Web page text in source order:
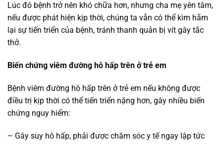
Lúc đó bệnh trở nên khó chữa hơn, nhưng cha mẹ yên tâm,
nếu được phát hiện kịp thời, chúng ta vẫn có thể kìm hãm
lại sự tiến triển của bệnh, tránh thanh quản bị vít gây tắc
thở.
Biến chứng viêm đường hô hấp trên ở trẻ em
Bệnh viêm đường hô hấp trên ở trẻ em nếu không được
điều trị kịp thời có thể tiến triển nặng hơn, gây nhiều biến
chứng nguy hiểm:
– Gây suy hô hấp, phải được chăm sóc y tế ngay lập tức